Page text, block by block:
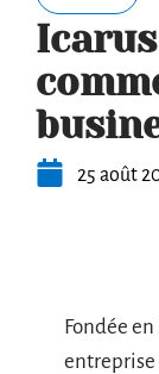
25 août
Fondée
entreprise